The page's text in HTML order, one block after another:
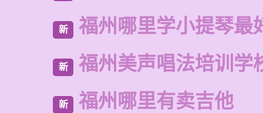
新 福州哪里学小提琴最
新 福州美声唱法培训学
新 福州哪里有卖吉他